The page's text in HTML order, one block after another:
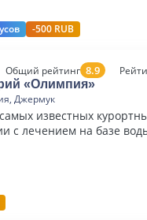
-500 RUB
Общий рейтинг 8.9
«Олимпия»
Джермук
известных
с лечением на базе